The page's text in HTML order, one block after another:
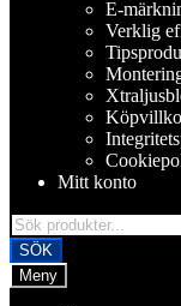
E-
Verklig
Mitt konto
Products
search
SÖK
Meny